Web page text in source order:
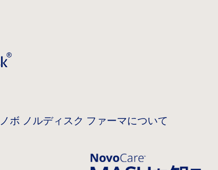
ノボ ノルディスク ファーマについて